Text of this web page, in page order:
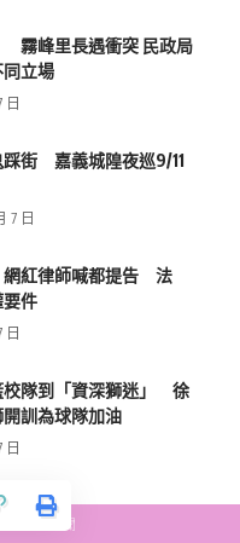
霧峰里長遇衝突 民政局
立場
日
踩街 嘉義城隍夜巡9/11
7 日
紅律師喊都提告 法
件
日
校隊到「資深獅迷」 徐
訓為球隊加油
日
墨新聞